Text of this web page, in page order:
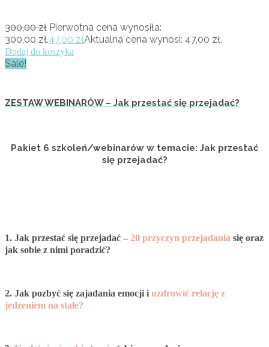
300,00zł Pierwotna cena wynosiła:
300,00 zł.47,00 złAktualna cena wynosi: 47,00 zł.
Dodaj do koszyka
Sale!
ZESTAW WEBINARÓW – Jak przestać się przejadać?
Pakiet 6 szkoleń/webinarów w temacie: Jak przestać
się przejadać?
1. Jak przestać się przejadać – 20 przyczyn przejadania się oraz
jak sobie z nimi poradzić?
2. Jak pozbyć się zajadania emocji i uzdrowić relację z
jedzeniem na stałe?